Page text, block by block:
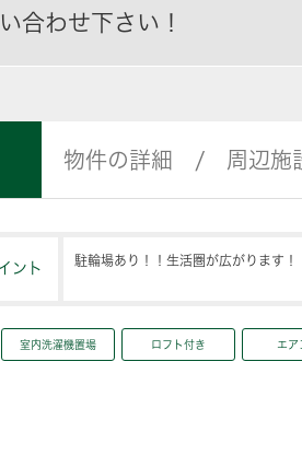
合わせ下さい！
物件の詳細 周辺施
ント 駐輪場あり！！生活圏が広がります
室内洗濯機置場 ロフト付き エア